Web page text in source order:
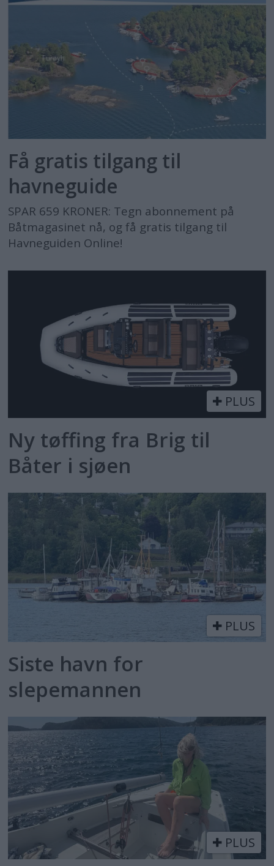
Få gratis tilgang til
havneguide
SPAR 659 KRONER: Tegn abonnement på
Båtmagasinet nå, og få gratis tilgang til
Havneguiden Online!
PLUS
Ny tøffing fra Brig til
Båter i sjøen
PLUS
Siste havn for
slepemannen
PLUS